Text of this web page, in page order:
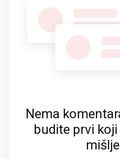
Nema
budite prvi